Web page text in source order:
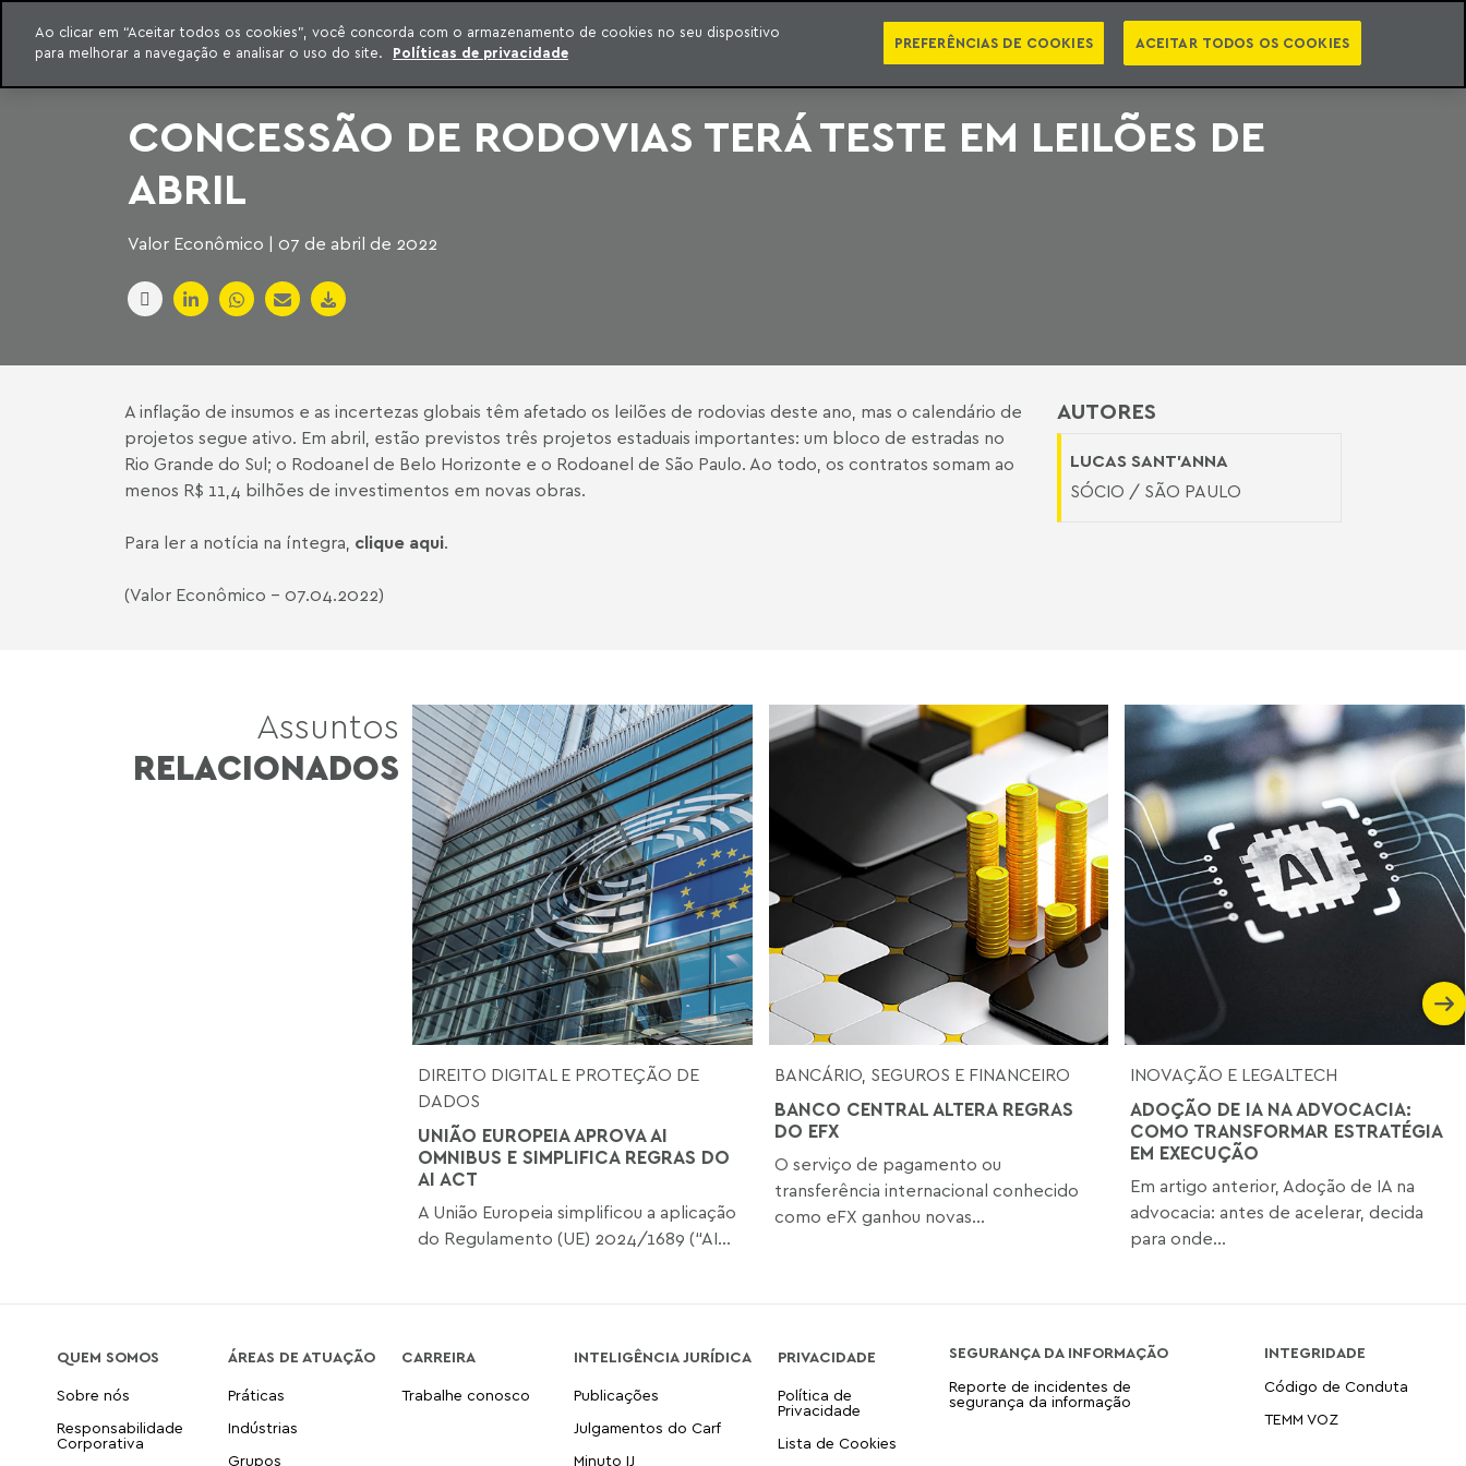
para o conteúdo
Machado Meyer
INTELIGÊNCIA JURÍDICA
CONTEÚDO EXCLUSIVO MACHADO MEYER ADVOGADOS
SÉRIES PUBLICAÇÕES EBOOKS PODCASTS NEWSLETTER VIDEOCASTS PT EN CATEGORIAS
CONCESSÃO DE RODOVIAS TERÁ TESTE EM LEILÕES DE
ABRIL
Valor Econômico | 07 de abril de 2022
AUTORES
LUCAS SANT'ANNA
SÓCIO / SÃO PAULO
A inflação de insumos e as incertezas globais têm afetado os leilões de rodovias deste ano, mas o calendário de
projetos segue ativo. Em abril, estão previstos três projetos estaduais importantes: um bloco de estradas no
Rio Grande do Sul; o Rodoanel de Belo Horizonte e o Rodoanel de São Paulo. Ao todo, os contratos somam ao
menos R$ 11,4 bilhões de investimentos em novas obras.
Para ler a notícia na íntegra, clique aqui.
(Valor Econômico - 07.04.2022)
Assuntos
RELACIONADOS
DIREITO DIGITAL E PROTEÇÃO DE
DADOS
UNIÃO EUROPEIA APROVA AI
OMNIBUS E SIMPLIFICA REGRAS DO
AI ACT
A União Europeia simplificou a aplicação
do Regulamento (UE) 2024/1689 (“AI...
BANCÁRIO, SEGUROS E FINANCEIRO
BANCO CENTRAL ALTERA REGRAS
DO EFX
O serviço de pagamento ou
transferência internacional conhecido
como eFX ganhou novas...
INOVAÇÃO E LEGALTECH
ADOÇÃO DE IA NA ADVOCACIA:
COMO TRANSFORMAR ESTRATÉGIA
EM EXECUÇÃO
Em artigo anterior, Adoção de IA na
advocacia: antes de acelerar, decida
para onde...
QUEM SOMOS
Sobre nós
Responsabilidade
Corporativa
ÁREAS DE ATUAÇÃO
Práticas
Indústrias
Grupos
CARREIRA
Trabalhe conosco
INTELIGÊNCIA JURÍDICA
Publicações
Julgamentos do Carf
Minuto IJ
PRIVACIDADE
Política de
Privacidade
Lista de Cookies
SEGURANÇA DA INFORMAÇÃO
Reporte de incidentes de
segurança da informação
INTEGRIDADE
Código de Conduta
TEMM VOZ
Ao clicar em “Aceitar todos os cookies”, você concorda com o armazenamento de cookies no seu dispositivo
para melhorar a navegação e analisar o uso do site.
Políticas de privacidade
PREFERÊNCIAS DE COOKIES ACEITAR TODOS OS COOKIES